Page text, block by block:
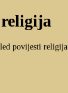
povijesti religija